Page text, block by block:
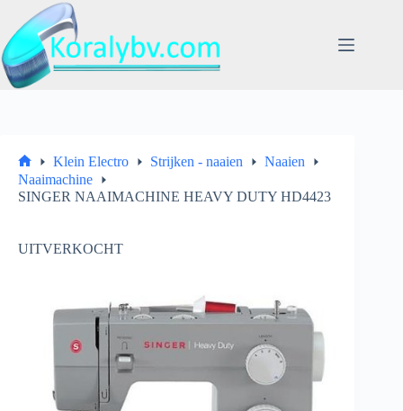
naar
de
inhoud
Home
Klein Electro Strijken - naaien
Naaien
Naaimachine
SINGER NAAIMACHINE HEAVY DUTY HD4423
UITVERKOCHT